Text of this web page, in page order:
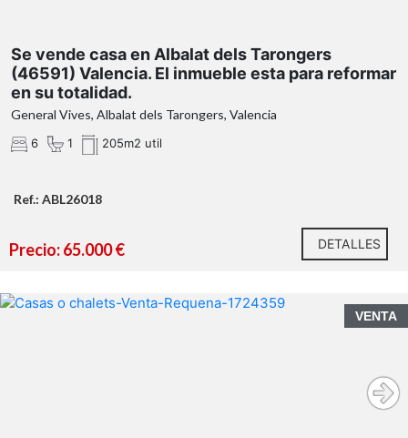
Propiedad:
Si se precisa
hipoteca,
Se vende casa en Albalat dels Tarongers
(46591) Valencia. El inmueble esta para reformar
en su totalidad.
General Vives, Albalat dels Tarongers, Valencia
6 1 205m2 util
Ref.: ABL26018
Precio: 65.000 € DETALLES
VENTA